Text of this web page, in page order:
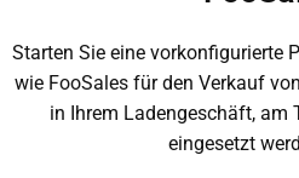
Starten Sie eine vorkonfigurierte
wie FooSales für den Verkauf
in Ihrem Ladengeschäft, am
eingesetzt